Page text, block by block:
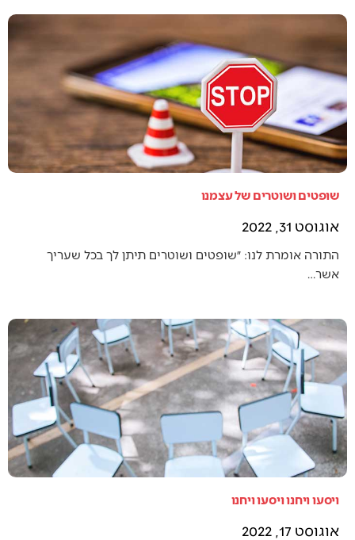
שופטים ושוטרים של עצמנו
אוגוסט 31, 2022
התורה אומרת לנו: ״שופטים ושוטרים תיתן לך בכל שעריך
אשר…
ויסעו ויחנו ויסעו ויחנו
אוגוסט 17, 2022